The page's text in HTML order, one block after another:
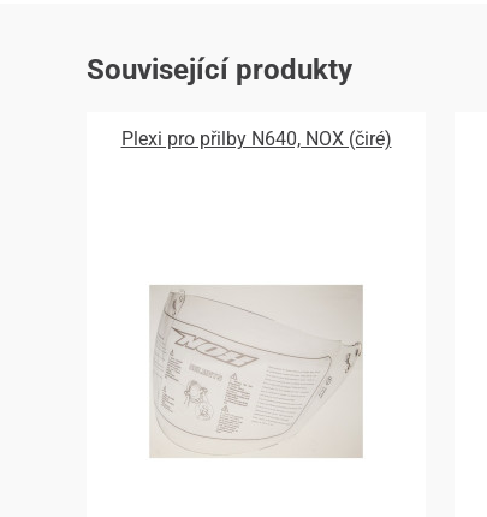
Související produkty
Plexi pro přilby N640, NOX (čiré)